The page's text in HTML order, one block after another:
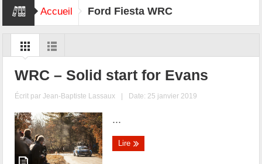
Accueil Ford Fiesta WRC
WRC – Solid start for Evans
Écrit parJean-Baptiste Lassaux | Date: 25 janvier 2019
...
Lire